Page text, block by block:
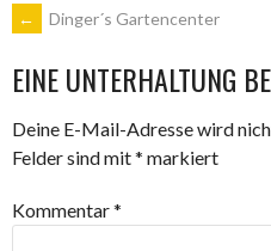
ARTIKEL-
NAVIGATION
← Dinger´s Gartencenter
EINE UNTERHALTUNG
Deine E-Mail-Adresse wird
Felder sind mit* markiert
Kommentar*